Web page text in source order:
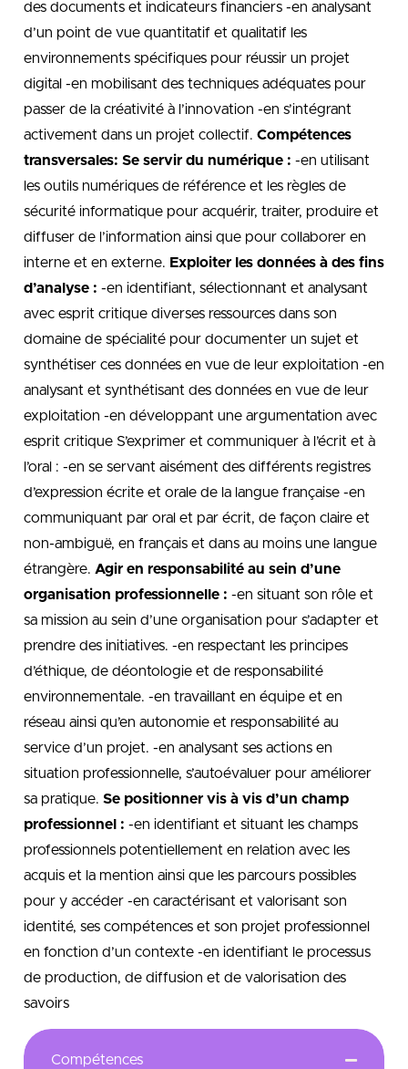
des documents et indicateurs financiers -en analysant
d’un point de vue quantitatif et qualitatif les
environnements spécifiques pour réussir un projet
digital -en mobilisant des techniques adéquates pour
passer de la créativité à l’innovation -en s’intégrant
activement dans un projet collectif. Compétences
transversales: Se servir du numérique : -en utilisant
les outils numériques de référence et les règles de
sécurité informatique pour acquérir, traiter, produire et
diffuser de l’information ainsi que pour collaborer en
interne et en externe. Exploiter les données à des fins
d’analyse : -en identifiant, sélectionnant et analysant
avec esprit critique diverses ressources dans son
domaine de spécialité pour documenter un sujet et
synthétiser ces données en vue de leur exploitation -en
analysant et synthétisant des données en vue de leur
exploitation -en développant une argumentation avec
esprit critique S’exprimer et communiquer à l’écrit et à
l’oral : -en se servant aisément des différents registres
d’expression écrite et orale de la langue française -en
communiquant par oral et par écrit, de façon claire et
non-ambiguë, en français et dans au moins une langue
étrangère. Agir en responsabilité au sein d’une
organisation professionnelle : -en situant son rôle et
sa mission au sein d’une organisation pour s’adapter et
prendre des initiatives. -en respectant les principes
d’éthique, de déontologie et de responsabilité
environnementale. -en travaillant en équipe et en
réseau ainsi qu’en autonomie et responsabilité au
service d’un projet. -en analysant ses actions en
situation professionnelle, s’autoévaluer pour améliorer
sa pratique. Se positionner vis à vis d’un champ
professionnel : -en identifiant et situant les champs
professionnels potentiellement en relation avec les
acquis et la mention ainsi que les parcours possibles
pour y accéder -en caractérisant et valorisant son
identité, ses compétences et son projet professionnel
en fonction d’un contexte -en identifiant le processus
de production, de diffusion et de valorisation des
savoirs
Compétences